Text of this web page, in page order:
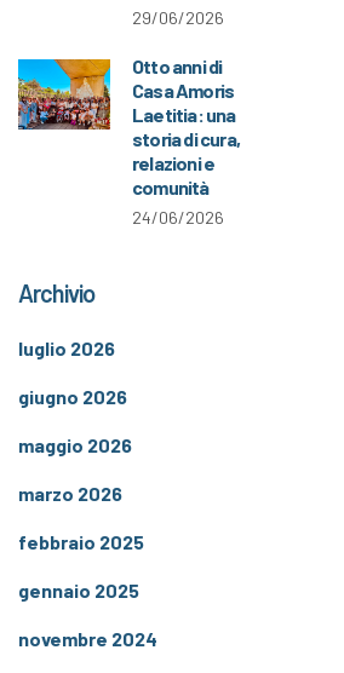
29/06/2026
Otto anni di
Casa Amoris
Laetitia: una
storia di cura,
relazioni e
comunità
24/06/2026
Archivio
luglio 2026
giugno 2026
maggio 2026
marzo 2026
febbraio 2025
gennaio 2025
novembre 2024